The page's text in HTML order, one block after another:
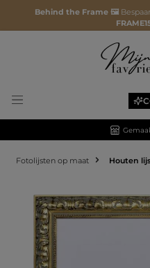
Behind the Frame 🖼️
Fotolijsten op maat Houten
Afbeeldingengalerij overslaan